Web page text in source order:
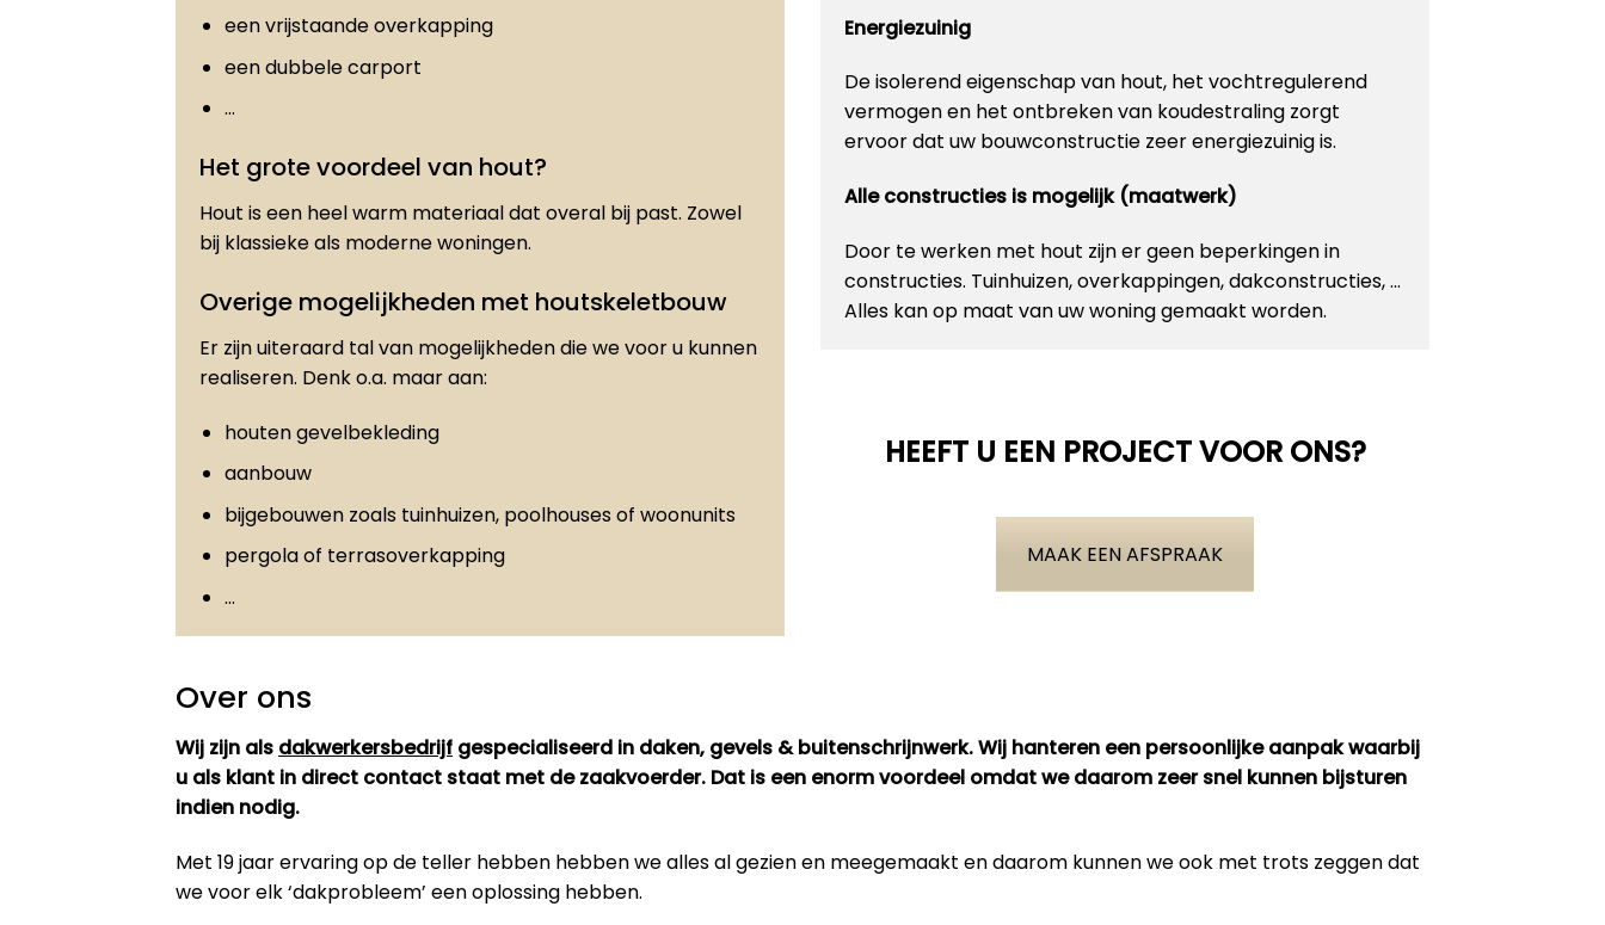
een vrijstaande overkapping
een dubbele carport
…
Het grote voordeel van hout?
Hout is een heel warm materiaal dat overal bij past. Zowel
bij klassieke als moderne woningen.
Overige mogelijkheden met houtskeletbouw
Er zijn uiteraard tal van mogelijkheden die we voor u kunnen
realiseren. Denk o.a. maar aan:
houten gevelbekleding
aanbouw
bijgebouwen zoals tuinhuizen, poolhouses of woonunits
pergola of terrasoverkapping
…
Energiezuinig
De isolerend eigenschap van hout, het vochtregulerend
vermogen en het ontbreken van koudestraling zorgt
ervoor dat uw bouwconstructie zeer energiezuinig is.
Alle constructies is mogelijk (maatwerk)
Door te werken met hout zijn er geen beperkingen in
constructies. Tuinhuizen, overkappingen, dakconstructies, …
Alles kan op maat van uw woning gemaakt worden.
HEEFT U EEN PROJECT VOOR ONS?
MAAK EEN AFSPRAAK
Over ons
Wij zijn als dakwerkersbedrijf gespecialiseerd in daken, gevels & buitenschrijnwerk. Wij hanteren een persoonlijke aanpak waarbij
u als klant in direct contact staat met de zaakvoerder. Dat is een enorm voordeel omdat we daarom zeer snel kunnen bijsturen
indien nodig.
Met 19 jaar ervaring op de teller hebben hebben we alles al gezien en meegemaakt en daarom kunnen we ook met trots zeggen dat
we voor elk ‘dakprobleem’ een oplossing hebben.